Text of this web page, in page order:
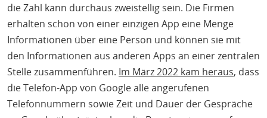
die Zahl kann durchaus zweistellig sein. Die Firmen
erhalten schon von einer einzigen App eine Menge
Informationen über eine Person und können sie mit
den Informationen aus anderen Apps an einer zentralen
Stelle zusammenführen. Im März 2022 kam heraus, dass
die Telefon-App von Google alle angerufenen
Telefonnummern sowie Zeit und Dauer der Gespräche